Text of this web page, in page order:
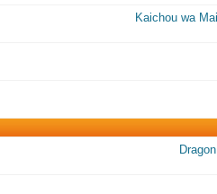
Kaichou wa